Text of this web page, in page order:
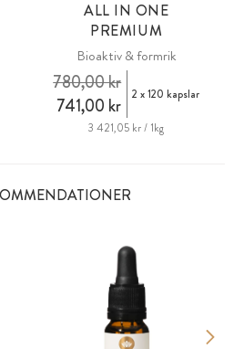
ALL IN ONE
PREMIUM
Bioaktiv & formrik
741,00 kr
780,00 kr 2 x 120 kapslar
3 421,05 kr / 1kg